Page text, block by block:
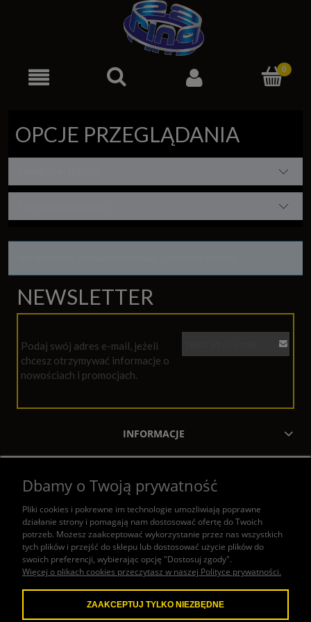
OPCJE PRZEGLĄDANIA
NEWSLETTER
Podaj swój adres e-mail, jeżeli
chcesz otrzymywać informacje o
nowościach i promocjach.
INFORMACJE
POMOC
KONTAKT
W naszym sklepie honorujemy
Dbamy o Twoją prywatność
Pliki cookies i pokrewne im technologie umożliwiają poprawne
działanie strony i pomagają nam dostosować ofertę do Twoich
potrzeb. Możesz zaakceptować wykorzystanie przez nas wszystkich
tych plików i przejść do sklepu lub dostosować użycie plików do
swoich preferencji, wybierając opcję "Dostosuj zgody".
Więcej o plikach cookies przeczytasz w naszej Polityce prywatności.
ZAAKCEPTUJ TYLKO NIEZBĘDNE